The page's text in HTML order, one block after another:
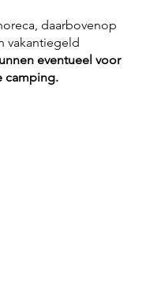
daarbovenop
vakantiegeld
eventueel voor
camping.